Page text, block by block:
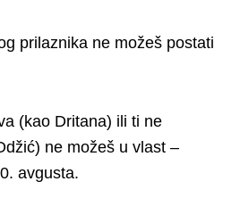
prilaznika ne možeš postati
(kao Dritana) ili ti ne
ne možeš u vlast –
avgusta.